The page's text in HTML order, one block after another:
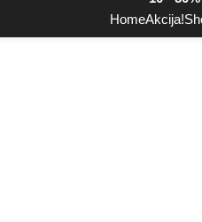
HomeAkcija!